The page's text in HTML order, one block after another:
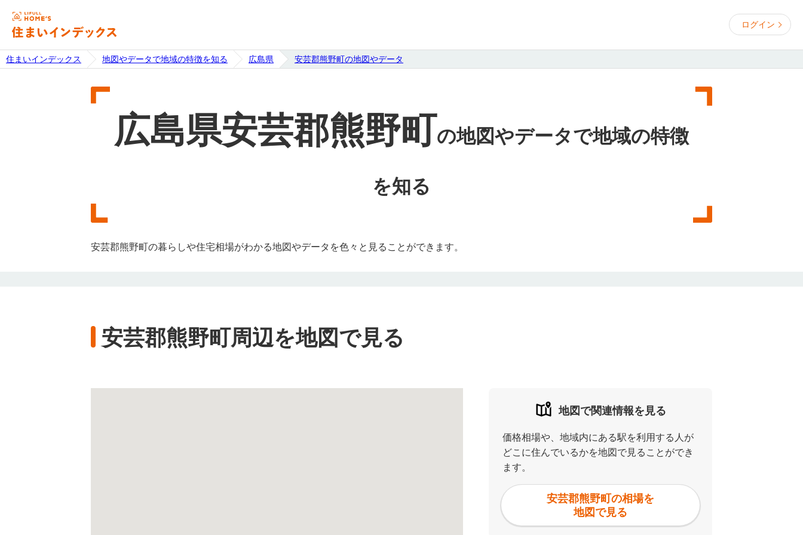
ログイン
住まいインデックス 地図やデータで地域の特徴を知る 広島県 安芸郡熊野町の地図やデータ
広島県安芸郡熊野町の地図やデータで地域の特徴
を知る
安芸郡熊野町の暮らしや住宅相場がわかる地図やデータを色々と見ることができます。
安芸郡熊野町周辺を地図で見る
地図で関連情報を見る
価格相場や、地域内にある駅を利用する人が
どこに住んでいるかを地図で見ることができ
ます。
安芸郡熊野町の相場を
地図で見る